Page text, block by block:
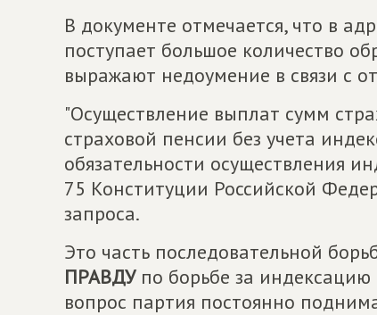
В документе отмечается, что в
поступает большое количество
выражают недоумение в связи с
"Осуществление выплат сумм
страховой пенсии без учета
обязательности осуществления
75 Конституции Российской
запроса.
Это часть последовательной
ПРАВДУпо борьбе за
вопрос партия постоянно